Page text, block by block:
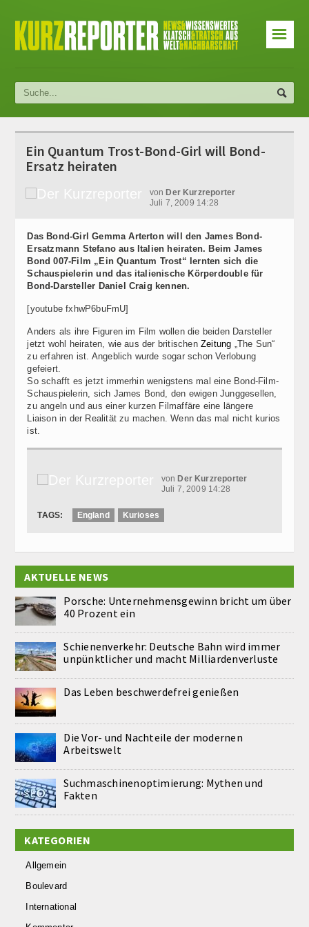
☰
Ein Quantum Trost-Bond-Girl will Bond-
Ersatz heiraten
von Der Kurzreporter
Juli 7, 2009 14:28
Das Bond-Girl Gemma Arterton will den James Bond-
Ersatzmann Stefano aus Italien heiraten. Beim James
Bond 007-Film „Ein Quantum Trost“ lernten sich die
Schauspielerin und das italienische Körperdouble für
Bond-Darsteller Daniel Craig kennen.
[youtube fxhwP6buFmU]
Anders als ihre Figuren im Film wollen die beiden Darsteller
jetzt wohl heiraten, wie aus der britischen Zeitung „The Sun“
zu erfahren ist. Angeblich wurde sogar schon Verlobung
gefeiert.
So schafft es jetzt immerhin wenigstens mal eine Bond-Film-
Schauspielerin, sich James Bond, den ewigen Junggesellen,
zu angeln und aus einer kurzen Filmaffäre eine längere
Liaison in der Realität zu machen. Wenn das mal nicht kurios
ist.
von Der Kurzreporter
Juli 7, 2009 14:28
TAGS: England Kurioses
AKTUELLE NEWS
Porsche: Unternehmensgewinn bricht um über
40 Prozent ein
Schienenverkehr: Deutsche Bahn wird immer
unpünktlicher und macht Milliardenverluste
Das Leben beschwerdefrei genießen
Die Vor- und Nachteile der modernen
Arbeitswelt
Suchmaschinenoptimierung: Mythen und
Fakten
KATEGORIEN
Allgemein
Boulevard
International